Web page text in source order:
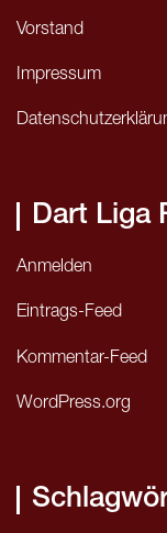
Vorstand
Impressum
Dart Liga
Anmelden
Eintrags-Feed
Kommentar-Feed
WordPress.org